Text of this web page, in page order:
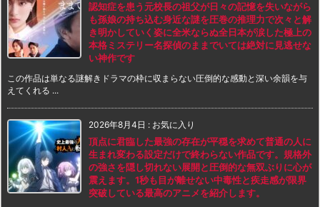
認知症を患う元校長の祖父が日々の記憶を失いながら
も孫娘の持ち込む身近な謎を圧巻の推理力で次々と解
き明かしていく姿に全米ならぬ全日本が涙した極上の
本格ミステリー名探偵のままでいては絶対に見逃せな
い神作です
この作品は単なる謎解きドラマの枠に収まらない圧倒的な感動と深い余韻を与
えてくれる ...
2026年8月4日 : お気に入り
頂点に君臨した最強の存在が平穏を求めて普通の人に
生まれ変わる設定だけで終わらない作品です。規格外
の強さを隠し切れない展開と圧倒的な無双ぶりに心が
震えます。1秒も目が離せない中毒性と疾走感が限界
突破している最高のアニメを紹介します。